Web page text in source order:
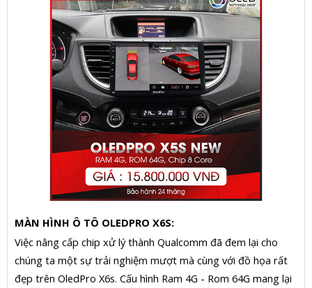
MÀN HÌNH Ô TÔ OLEDPRO X6S:
Việc nâng cấp chip xử lý thành Qualcomm đã đem lại cho
chúng ta một sự trải nghiệm mượt mà cùng với đồ họa rất
đẹp trên OledPro X6s. Cấu hình Ram 4G - Rom 64G mang lại